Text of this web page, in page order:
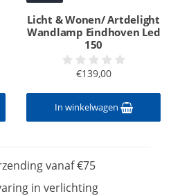
Licht & Wonen/ Artdelight
Wandlamp Eindhoven Led
150
€139,00
In winkelwagen
vanaf €75
in verlichting